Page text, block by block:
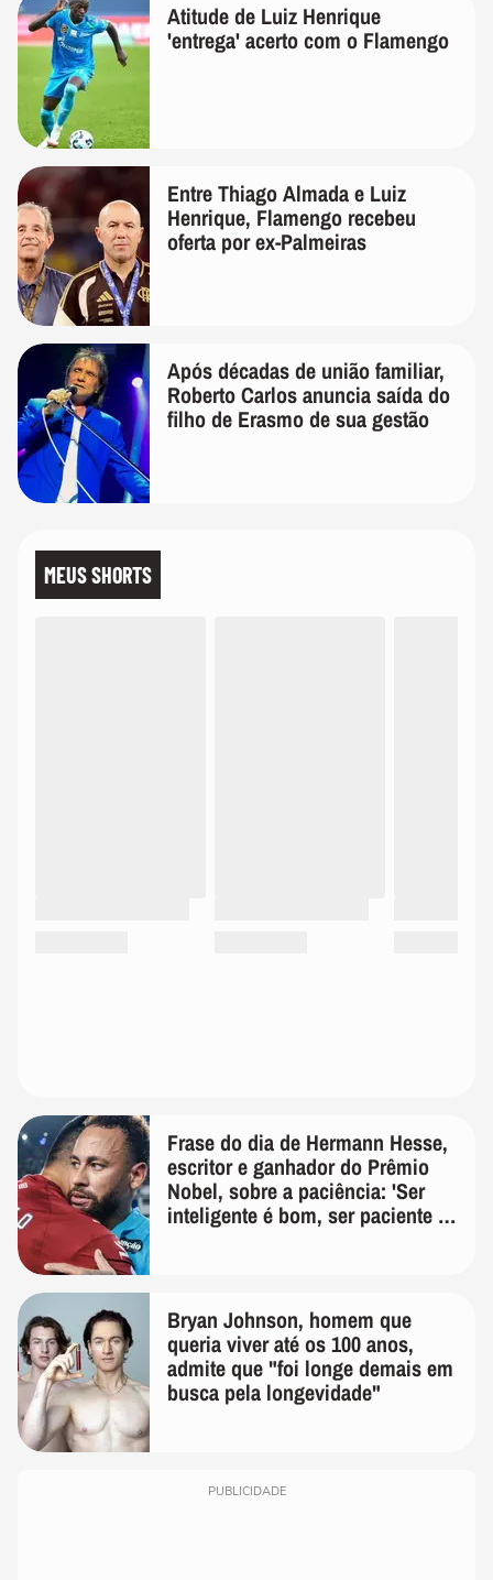
Atitude de Luiz Henrique
'entrega' acerto com o Flamengo
Entre Thiago Almada e Luiz
Henrique, Flamengo recebeu
oferta por ex-Palmeiras
Após décadas de união familiar,
Roberto Carlos anuncia saída do
filho de Erasmo de sua gestão
MEUS SHORTS
Frase do dia de Hermann Hesse,
escritor e ganhador do Prêmio
Nobel, sobre a paciência: 'Ser
inteligente é bom, ser paciente é
Bryan Johnson, homem que
queria viver até os 100 anos,
admite que "foi longe demais em
busca pela longevidade"
PUBLICIDADE